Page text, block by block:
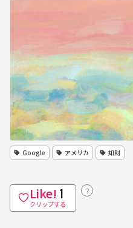
Google アメリカ 知財
Like! 1
クリップする
？